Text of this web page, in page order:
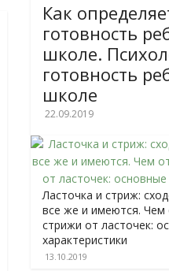
Как
готовность
школе.
готовность
школе
22.09.2019
Ласточка и стриж:
все же и имеются. Чем
стрижи от ласточек:
характеристики
13.10.2019